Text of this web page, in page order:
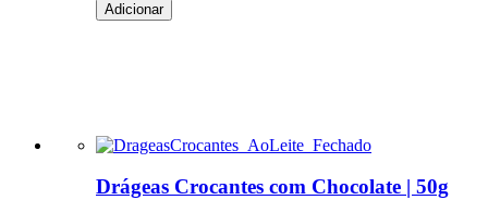
Adicionar
Drágeas Crocantes com Chocolate | 50g